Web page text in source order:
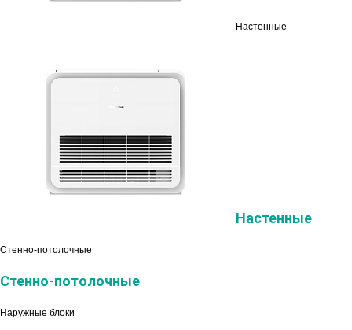
Настенные
Настенные
Стенно-потолочные
Стенно-потолочные
Наружные блоки